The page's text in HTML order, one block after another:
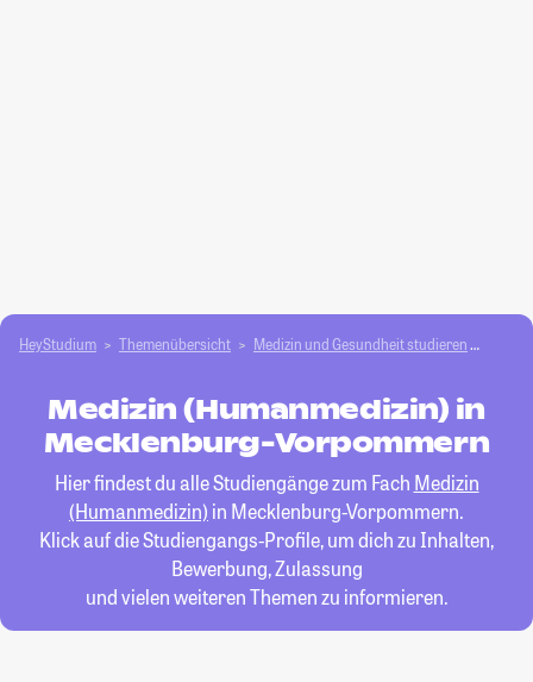
HeyStudium Themenübersicht Medizin und Gesundheit studieren
Medizin (Humanmedizin) in
Mecklenburg-Vorpommern
Hier findest du alle Studiengänge zum Fach Medizin
(Humanmedizin) in Mecklenburg-Vorpommern.
Klick auf die Studiengangs-Profile, um dich zu Inhalten,
Bewerbung, Zulassung
und vielen weiteren Themen zu informieren.